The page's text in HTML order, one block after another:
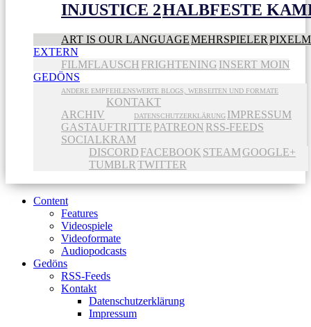
INJUSTICE 2HALBFESTE
ART IS OUR LANGUAGEMEHRSPIELER
EXTERN
FILMFLAUSCH FRIGHTENING INSERT MOIN
GEDÖNS
ANDERE EMPFEHLENSWERTE BLOGS, WEBSEITEN UND FORMATE
ARCHIV
KONTAKT
DATENSCHUTZERKLÄRUNG IMPRESSUM
GASTAUFTRITTE PATREON RSS-FEEDS
SOCIALKRAM
DISCORD FACEBOOK STEAMGOOGLE+
TUMBLR TWITTER
Content
Features
Videospiele
Videoformate
Audiopodcasts
Gedöns
RSS-Feeds
Kontakt
Datenschutzerklärung
Impressum